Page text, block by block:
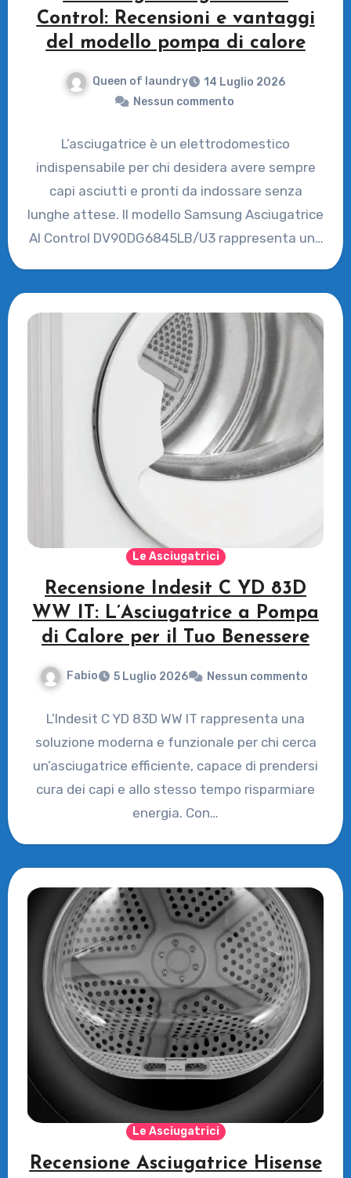
Control: Recensioni e vantaggi
del modello pompa di calore
Queen of laundry
14 Luglio 2026
Nessun commento
L’asciugatrice è un elettrodomestico
indispensabile per chi desidera avere sempre
capi asciutti e pronti da indossare senza
lunghe attese. Il modello Samsung Asciugatrice
AI Control DV90DG6845LB/U3 rappresenta una
Le Asciugatrici
Recensione Indesit C YD 83D
WW IT: L’Asciugatrice a Pompa
di Calore per il Tuo Benessere
Fabio 5 Luglio 2026 Nessun commento
L’Indesit C YD 83D WW IT rappresenta una
soluzione moderna e funzionale per chi cerca
un’asciugatrice efficiente, capace di prendersi
cura dei capi e allo stesso tempo risparmiare
energia. Con…
Le Asciugatrici
Recensione Asciugatrice Hisense